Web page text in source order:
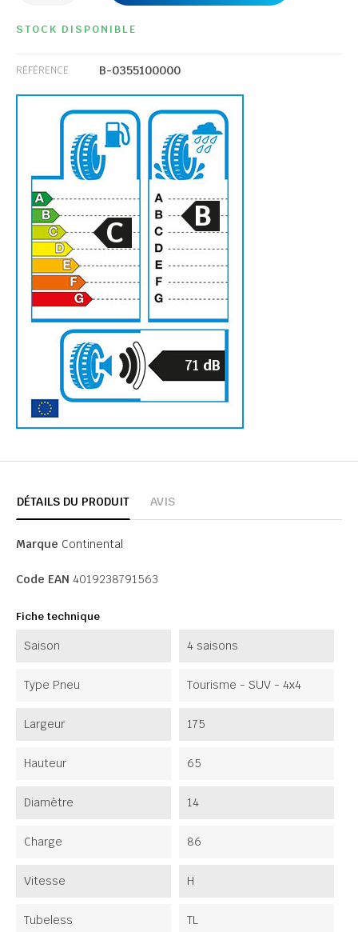
STOCK DISPONIBLE
RÉFÉRENCE B-0355100000
C B
71 dB
DÉTAILS DU PRODUIT AVIS
Marque Continental
Code EAN 4019238791563
Fiche technique
Saison 4 saisons
Type Pneu Tourisme - SUV - 4x4
Largeur 175
Hauteur 65
Diamètre 14
Charge 86
Vitesse H
Tubeless TL